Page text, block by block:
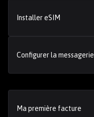
Installer eSIM
Configurer la
Ma première facture